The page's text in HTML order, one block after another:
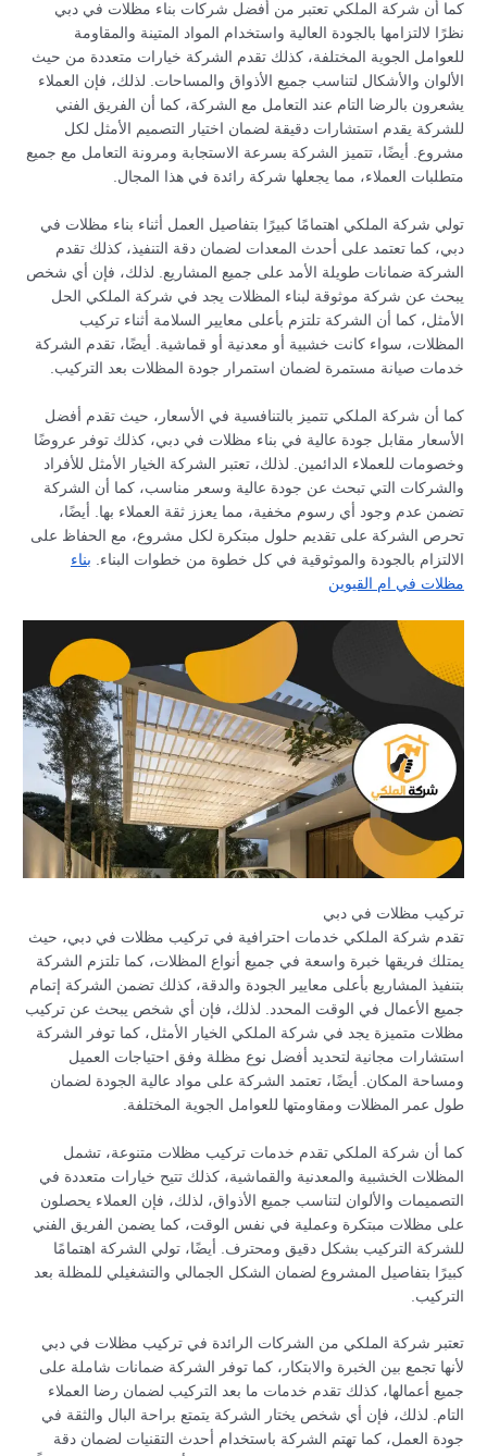
كما أن شركة الملكي تعتبر من أفضل شركات بناء مظلات في دبي
نظرًا لالتزامها بالجودة العالية واستخدام المواد المتينة والمقاومة
للعوامل الجوية المختلفة، كذلك تقدم الشركة خيارات متعددة من حيث
الألوان والأشكال لتناسب جميع الأذواق والمساحات. لذلك، فإن العملاء
يشعرون بالرضا التام عند التعامل مع الشركة، كما أن الفريق الفني
للشركة يقدم استشارات دقيقة لضمان اختيار التصميم الأمثل لكل
مشروع. أيضًا، تتميز الشركة بسرعة الاستجابة ومرونة التعامل مع جميع
متطلبات العملاء، مما يجعلها شركة رائدة في هذا المجال.
تولي شركة الملكي اهتمامًا كبيرًا بتفاصيل العمل أثناء بناء مظلات في
دبي، كما تعتمد على أحدث المعدات لضمان دقة التنفيذ، كذلك تقدم
الشركة ضمانات طويلة الأمد على جميع المشاريع. لذلك، فإن أي شخص
يبحث عن شركة موثوقة لبناء المظلات يجد في شركة الملكي الحل
الأمثل، كما أن الشركة تلتزم بأعلى معايير السلامة أثناء تركيب
المظلات، سواء كانت خشبية أو معدنية أو قماشية. أيضًا، تقدم الشركة
خدمات صيانة مستمرة لضمان استمرار جودة المظلات بعد التركيب.
كما أن شركة الملكي تتميز بالتنافسية في الأسعار، حيث تقدم أفضل
الأسعار مقابل جودة عالية في بناء مظلات في دبي، كذلك توفر عروضًا
وخصومات للعملاء الدائمين. لذلك، تعتبر الشركة الخيار الأمثل للأفراد
والشركات التي تبحث عن جودة عالية وسعر مناسب، كما أن الشركة
تضمن عدم وجود أي رسوم مخفية، مما يعزز ثقة العملاء بها. أيضًا،
تحرص الشركة على تقديم حلول مبتكرة لكل مشروع، مع الحفاظ على
الالتزام بالجودة والموثوقية في كل خطوة من خطوات البناء. بناء
مظلات في ام القيوين
تركيب مظلات في دبي
تقدم شركة الملكي خدمات احترافية في تركيب مظلات في دبي، حيث
يمتلك فريقها خبرة واسعة في جميع أنواع المظلات، كما تلتزم الشركة
بتنفيذ المشاريع بأعلى معايير الجودة والدقة، كذلك تضمن الشركة إتمام
جميع الأعمال في الوقت المحدد. لذلك، فإن أي شخص يبحث عن تركيب
مظلات متميزة يجد في شركة الملكي الخيار الأمثل، كما توفر الشركة
استشارات مجانية لتحديد أفضل نوع مظلة وفق احتياجات العميل
ومساحة المكان. أيضًا، تعتمد الشركة على مواد عالية الجودة لضمان
طول عمر المظلات ومقاومتها للعوامل الجوية المختلفة.
كما أن شركة الملكي تقدم خدمات تركيب مظلات متنوعة، تشمل
المظلات الخشبية والمعدنية والقماشية، كذلك تتيح خيارات متعددة في
التصميمات والألوان لتناسب جميع الأذواق، لذلك، فإن العملاء يحصلون
على مظلات مبتكرة وعملية في نفس الوقت، كما يضمن الفريق الفني
للشركة التركيب بشكل دقيق ومحترف. أيضًا، تولي الشركة اهتمامًا
كبيرًا بتفاصيل المشروع لضمان الشكل الجمالي والتشغيلي للمظلة بعد
التركيب.
تعتبر شركة الملكي من الشركات الرائدة في تركيب مظلات في دبي
لأنها تجمع بين الخبرة والابتكار، كما توفر الشركة ضمانات شاملة على
جميع أعمالها، كذلك تقدم خدمات ما بعد التركيب لضمان رضا العملاء
التام. لذلك، فإن أي شخص يختار الشركة يتمتع براحة البال والثقة في
جودة العمل، كما تهتم الشركة باستخدام أحدث التقنيات لضمان دقة